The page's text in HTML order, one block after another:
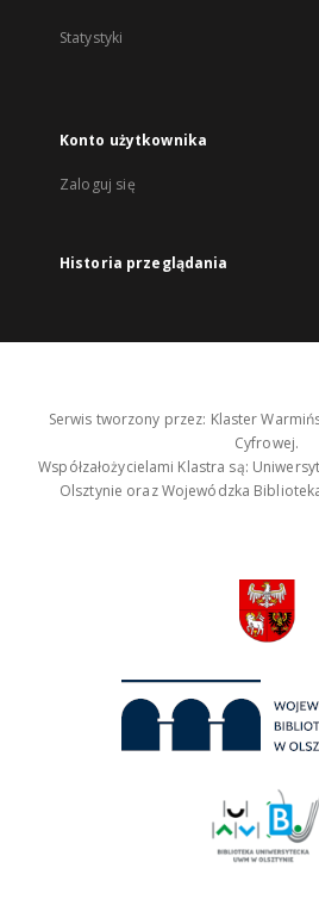
Statystyki
Konto użytkownika
Zaloguj się
Historia przeglądania
Serwis tworzony przez: Klaster
Cyfrowej.
Współzałożycielami Klastra są:
Olsztynie oraz Wojewódzka